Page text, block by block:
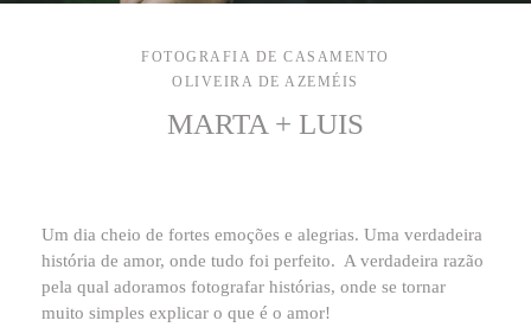
FOTOGRAFIA DE CASAMENTO
OLIVEIRA DE AZEMÉIS
MARTA + LUIS
Um dia cheio de fortes emoções e alegrias. Uma verdadeira
história de amor, onde tudo foi perfeito. A verdadeira razão
pela qual adoramos fotografar histórias, onde se tornar
muito simples explicar o que é o amor!